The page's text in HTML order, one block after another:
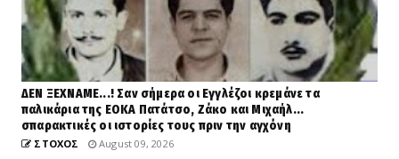
ΔΕΝ ΞΕΧΝΑΜΕ...! Σαν σήμερα οι Εγγλέζοι κρεμάνε τα
παλικάρια της ΕΟΚΑ Πατάτσο, Ζάκο και Μιχαήλ...
σπαρακτικές οι ιστορίες τους πριν την αγχόνη
ΣΤΟΧΟΣ August 09, 2026